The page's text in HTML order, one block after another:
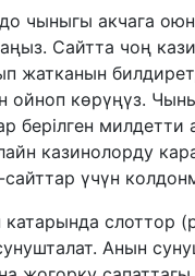
чыныгы акчага
Сайтта чоң
жатканын
ойноп көрүңүз.
берілген милдетти
казинолорду
сайттар үчүн
слоттор
Анын